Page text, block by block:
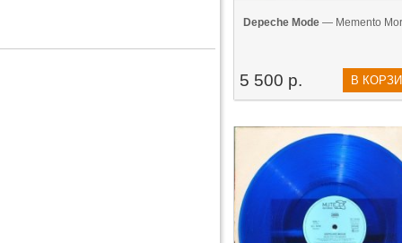
Depeche Mode— Memento
5 500 р. В